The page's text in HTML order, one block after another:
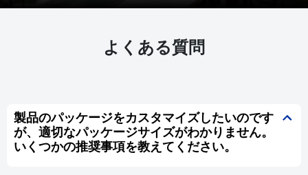
よくある質問
製品のパッケージをカスタマイズしたいのです
が、適切なパッケージサイズがわかりません。
いくつかの推奨事項を教えてください。